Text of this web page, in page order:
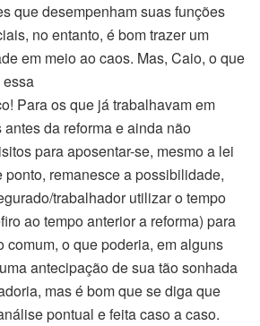
que desempenham suas funções
no entanto, é bom trazer um
em meio ao caos. Mas, Caio, o que
essa
Para os que já trabalhavam em
da reforma e ainda não
para aposentar-se, mesmo a lei
remanesce a possibilidade,
trabalhador utilizar o tempo
ao tempo anterior a reforma) para
comum, o que poderia, em alguns
antecipação de sua tão sonhada
mas é bom que se diga que
pontual e feita caso a caso.